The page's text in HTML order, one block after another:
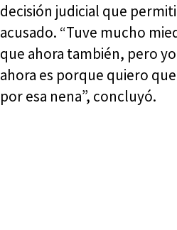
decisión judicial que
acusado. “Tuve mucho
que ahora también, pero
ahora es porque quiero
por esa nena”, concluyó.